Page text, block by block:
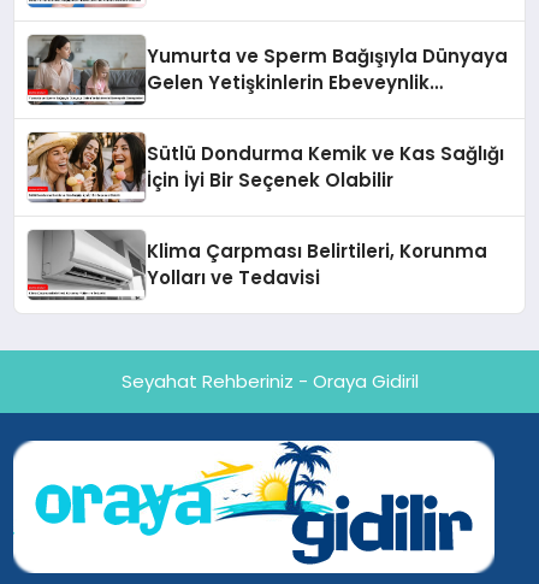
Yumurta ve Sperm Bağışıyla Dünyaya
Gelen Yetişkinlerin Ebeveynlik
Sütlü Dondurma Kemik ve Kas Sağlığı
İçin İyi Bir Seçenek Olabilir
Klima Çarpması Belirtileri, Korunma
Yolları ve Tedavisi
Seyahat Rehberiniz - Oraya Gidiril